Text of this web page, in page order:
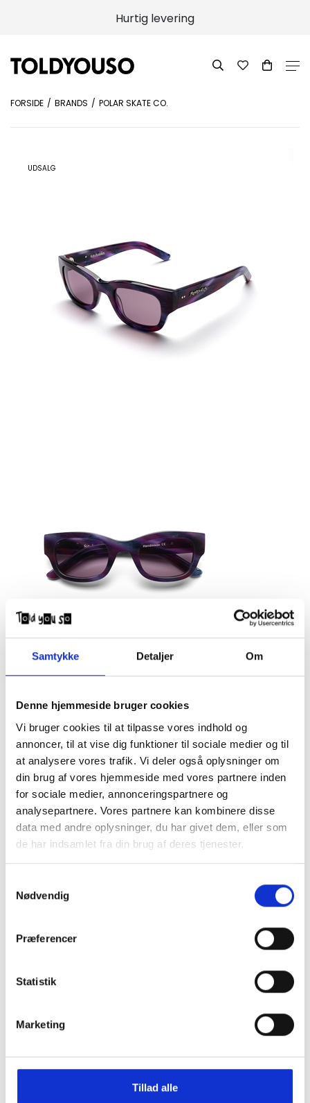
Samtykke Detaljer Om
Denne hjemmeside bruger cookies
Vi bruger cookies til at tilpasse vores indhold og
annoncer, til at vise dig funktioner til sociale medier og til
at analysere vores trafik. Vi deler også oplysninger om
din brug af vores hjemmeside med vores partnere inden
for sociale medier, annonceringspartnere og
analysepartnere. Vores partnere kan kombinere disse
data med andre oplysninger, du har givet dem, eller som
de har indsamlet fra din brug af deres tjenester.
Nødvendig
Præferencer
Statistik
Marketing
Tillad alle
Hurtig levering
FORSIDE BRANDS POLAR SKATE CO.
UDSALG
Polar Skate Co x Sun Buddies Lubna
Purple waves
700,00 1.200,00
Polar Skate Co x Sun Buddies Unisex solbriller. Model "Lubna"
Purple waves.
Håndlavede solbriller med Carl Zeiss linser - 100% UV
beskyttelse.
Passer alm. voksne.
På ordre under er fragtprisen 29,-